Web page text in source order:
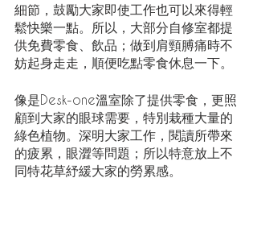
細節，鼓勵大家即使工作也可以來得輕
鬆快樂一點。所以，大部分自修室都提
供免費零食、飲品；做到肩頸膊痛時不
妨起身走走，順便吃點零食休息一下。
像是Desk-one溫室除了提供零食，更照
顧到大家的眼球需要，特別栽種大量的
綠色植物。深明大家工作，閱讀所帶來
的疲累，眼澀等問題；所以特意放上不
同特花草紓緩大家的勞累感。